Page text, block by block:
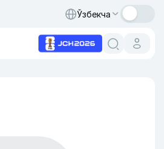
Ўзбекча